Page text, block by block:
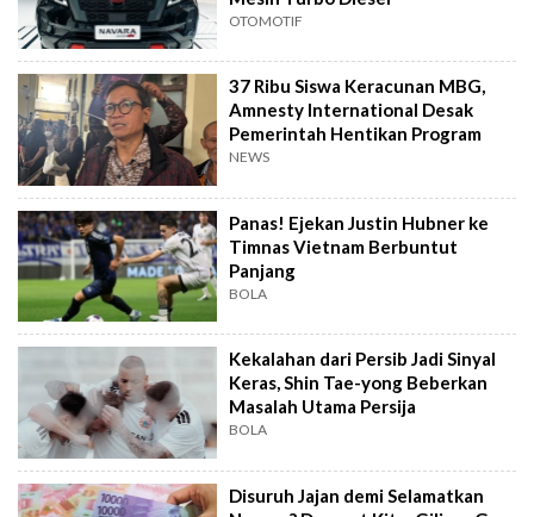
OTOMOTIF
37 Ribu Siswa Keracunan MBG,
Amnesty International Desak
Pemerintah Hentikan Program
NEWS
Panas! Ejekan Justin Hubner ke
Timnas Vietnam Berbuntut
Panjang
BOLA
Kekalahan dari Persib Jadi Sinyal
Keras, Shin Tae-yong Beberkan
Masalah Utama Persija
BOLA
Disuruh Jajan demi Selamatkan